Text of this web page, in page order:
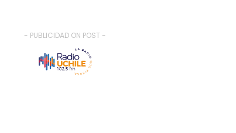
- PUBLICIDAD ON POST -